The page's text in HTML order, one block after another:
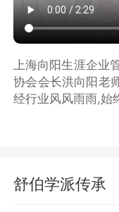
上海向阳生涯企业
协会会长洪向阳老
经行业风风雨雨,始
舒伯学派传承